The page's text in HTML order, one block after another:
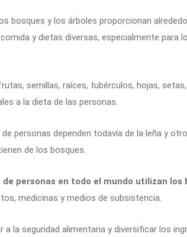
bosques y los árboles proporcionan
y dietas diversas, especialmente para
semillas, raíces, tubérculos, hojas, setas,
a la dieta de las personas.
personas dependen todavía de la leña y
de los bosques.
personas en todo el mundo utilizan los
medicinas y medios de subsistencia.
la seguridad alimentaria y diversificar los